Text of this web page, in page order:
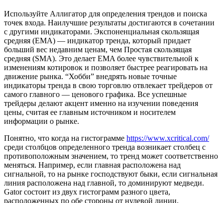
Используйте Аллигатор для определения трендов и поиска
точек входа. Наилучшие результаты достигаются в сочетании
с другими индикаторами. Экспоненциальная скользящая
средняя (EMA) — индикатор тренда, который придает
больший вес недавним ценам, чем Простая скользящая
средняя (SMA). Это делает EMA более чувствительной к
изменениям котировок и позволяет быстрее реагировать на
движение рынка. “Хобби” внедрять новые точные
индикаторы тренда в свою торговлю отвлекает трейдеров от
самого главного — ценового графика. Все успешные
трейдеры делают акцент именно на изучении поведения
цены, считая ее главным источником и носителем
информации о рынке.
Понятно, что когда на гистограмме https://www.xcritical.com/
среди столбцов определенного тренда возникает столбец с
противоположным значением, то тренд может соответственно
меняться. Например, если главная расположена над
сигнальной, то на рынке господствуют быки, если сигнальная
линия расположена над главной, то доминируют медведи.
Gator состоит из двух гистограмм разного цвета,
расположенных по обе стороны от нулевой линии.